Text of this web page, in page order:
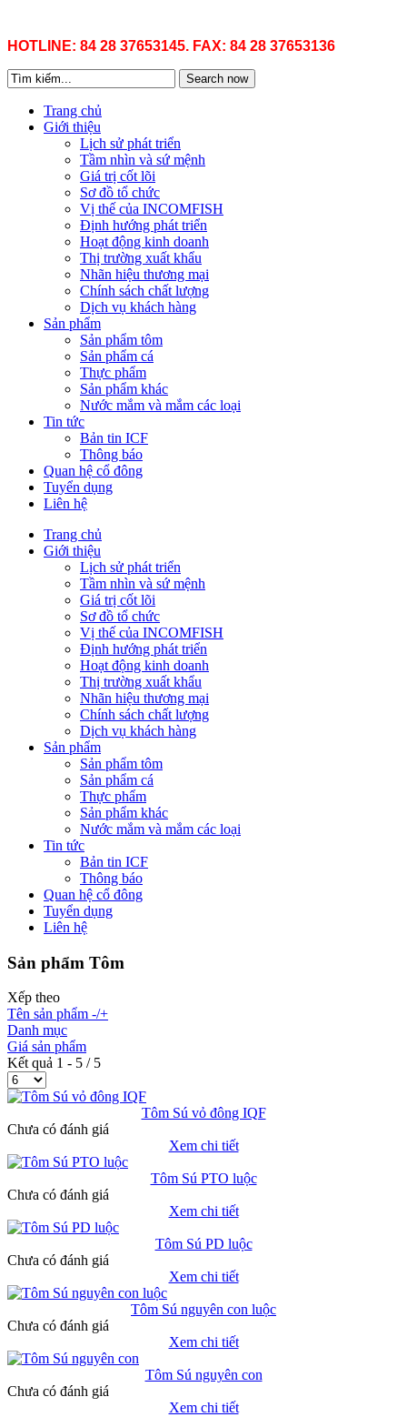
HOTLINE: 84 28 37653145. FAX: 84 28 37653136
Search now
Trang chủ
Giới thiệu
Lịch sử phát triển
Tầm nhìn và sứ mệnh
Giá trị cốt lõi
Sơ đồ tổ chức
Vị thế của INCOMFISH
Định hướng phát triển
Hoạt động kinh doanh
Thị trường xuất khẩu
Nhãn hiệu thương mại
Chính sách chất lượng
Dịch vụ khách hàng
Sản phẩm
Sản phẩm tôm
Sản phẩm cá
Thực phẩm
Sản phẩm khác
Nước mắm và mắm các loại
Tin tức
Bản tin ICF
Thông báo
Quan hệ cổ đông
Tuyển dụng
Liên hệ
Trang chủ
Giới thiệu
Lịch sử phát triển
Tầm nhìn và sứ mệnh
Giá trị cốt lõi
Sơ đồ tổ chức
Vị thế của INCOMFISH
Định hướng phát triển
Hoạt động kinh doanh
Thị trường xuất khẩu
Nhãn hiệu thương mại
Chính sách chất lượng
Dịch vụ khách hàng
Sản phẩm
Sản phẩm tôm
Sản phẩm cá
Thực phẩm
Sản phẩm khác
Nước mắm và mắm các loại
Tin tức
Bản tin ICF
Thông báo
Quan hệ cổ đông
Tuyển dụng
Liên hệ
Sản phẩm Tôm
Xếp theo
Tên sản phẩm -/+
Danh mục
Giá sản phẩm
Kết quả 1 - 5 / 5
Tôm Sú vỏ đông IQF
Chưa có đánh giá
Xem chi tiết
Tôm Sú PTO luộc
Chưa có đánh giá
Xem chi tiết
Tôm Sú PD luộc
Chưa có đánh giá
Xem chi tiết
Tôm Sú nguyên con luộc
Chưa có đánh giá
Xem chi tiết
Tôm Sú nguyên con
Chưa có đánh giá
Xem chi tiết